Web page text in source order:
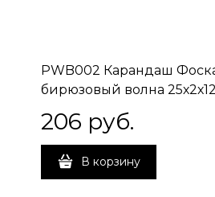
PWB002 Карандаш
бирюзовый волна 25х2х12
206 руб.
В корзину